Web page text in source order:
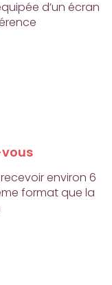
d’un écran
environ 6
format que la